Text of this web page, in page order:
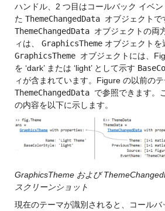
ハンドル、2 つ目はコールバック イベ
た ThemeChangedData オブジェクトで
ThemeChangedData オブジェクトの両
ィは、 GraphicsThemeオブジェクトを
GraphicsTheme オブジェクトには、
を ‘dark’ または ‘light’ として示す
ィが含まれています。Figure の以前のテ
ThemeChangedData で参照できます。
の内容を以下に示します。
GraphicsTheme および
スクリーンショット
現在のテーマが識別されると、コール